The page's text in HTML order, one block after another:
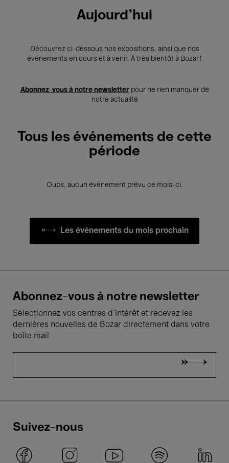
Aujourd'hui
Découvrez ci-dessous nos expositions, ainsi que nos
événements en cours et à venir. À très bientôt à Bozar !
Abonnez-vous à notre newsletterpour ne rien manquer de
notre actualité
Tous les événements de cette
période
Oups, aucun événement prévu ce mois-ci.
Les événements du mois prochain
Abonnez-vous à notre newsletter
Sélectionnez vos centres d'intérêt et recevez les
dernières nouvelles de Bozar directement dans votre
boîte mail
Suivez-nous